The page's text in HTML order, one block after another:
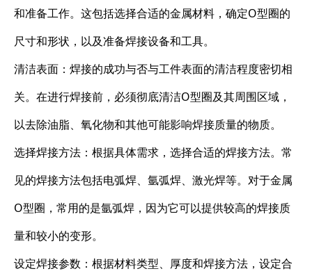
和准备工作。这包括选择合适的金属材料，确定O型圈的
尺寸和形状，以及准备焊接设备和工具。
清洁表面：焊接的成功与否与工件表面的清洁程度密切相
关。在进行焊接前，必须彻底清洁O型圈及其周围区域，
以去除油脂、氧化物和其他可能影响焊接质量的物质。
选择焊接方法：根据具体需求，选择合适的焊接方法。常
见的焊接方法包括电弧焊、氩弧焊、激光焊等。对于金属
O型圈，常用的是氩弧焊，因为它可以提供较高的焊接质
量和较小的变形。
设定焊接参数：根据材料类型、厚度和焊接方法，设定合